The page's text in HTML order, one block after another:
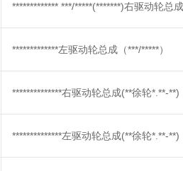
************* ***/*****(*******)右驱动轮总成
*************左驱动轮总成（***/*****）
**************右驱动轮总成(**徐轮*.**-**)
**************左驱动轮总成(**徐轮*.**-**)